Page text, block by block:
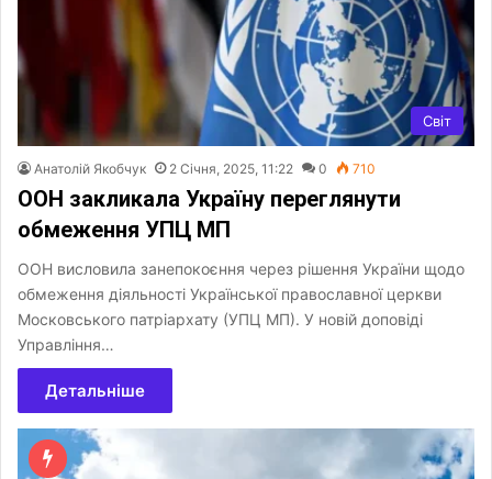
Світ
Анатолій Якобчук 2 Січня, 2025, 11:22 0 710
ООН закликала Україну переглянути
обмеження УПЦ МП
ООН висловила занепокоєння через рішення України щодо
обмеження діяльності Української православної церкви
Московського патріархату (УПЦ МП). У новій доповіді
Управління…
Детальніше